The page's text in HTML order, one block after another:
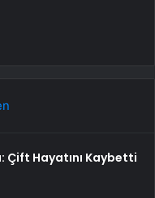
Çift Hayatını Kaybetti